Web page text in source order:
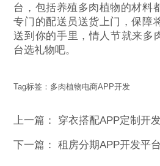
台，包括养殖多肉植物的材料
专门的配送员送货上门，保障
送到你的手里，情人节就来多
台选礼物吧。
Tag标签： 多肉植物电商APP开发
上一篇： 穿衣搭配APP定制开
下一篇：租房分期APP开发平